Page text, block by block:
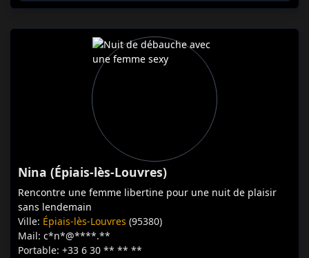
Nina (Épiais-lès-Louvres)
Rencontre une femme libertine pour une nuit de plaisir
sans lendemain
Ville: Épiais-lès-Louvres (95380)
Mail: c*n*@****.**
Portable: +33 6 30 ** ** **